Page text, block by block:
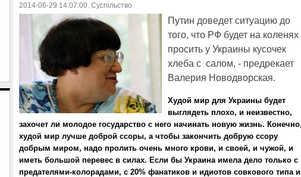
2014-06-29 14:07:00. Суспільство
Путин доведет ситуацию до
того, что РФ будет на коленях
просить у Украины кусочек
хлеба с салом, - предрекает
Валерия Новодворская.
Худой мир для Украины будет
выглядеть плохо, и неизвестно,
захочет ли молодое государство с него начинать новую жизнь. Конечно,
худой мир лучше доброй ссоры, а чтобы закончить добрую ссору
добрым миром, надо пролить очень много крови, и своей, и чужой, и
иметь большой перевес в силах. Если бы Украина имела дело только с
предателями-колорадами, с 20% фанатиков и идиотов совкового типа